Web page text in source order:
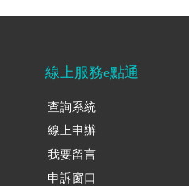
線上服務e點通
查詢系統
線上申辦
我要留言
申訴窗口